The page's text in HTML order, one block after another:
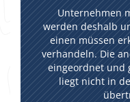
Unternehmen
werden deshalb
einen müssen
verhandeln. Die
eingeordnet und
liegt nicht in